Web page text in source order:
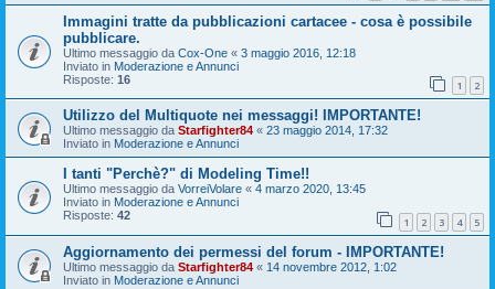
Immagini tratte da pubblicazioni cartacee - cosa è possibile
pubblicare.
Ultimo messaggio da Cox-One « 3 maggio 2016, 12:18
Inviato in Moderazione e Annunci
Risposte: 16 1 2
Utilizzo del Multiquote nei messaggi! IMPORTANTE!
Ultimo messaggio da Starfighter84 « 23 maggio 2014, 17:32
Inviato in Moderazione e Annunci
I tanti "Perchè?" di Modeling Time!!
Ultimo messaggio da VorreiVolare « 4 marzo 2020, 13:45
Inviato in Moderazione e Annunci
Risposte: 42 1 2 3 4 5
Aggiornamento dei permessi del forum - IMPORTANTE!
Ultimo messaggio da Starfighter84 « 14 novembre 2012, 1:02
Inviato in Moderazione e Annunci